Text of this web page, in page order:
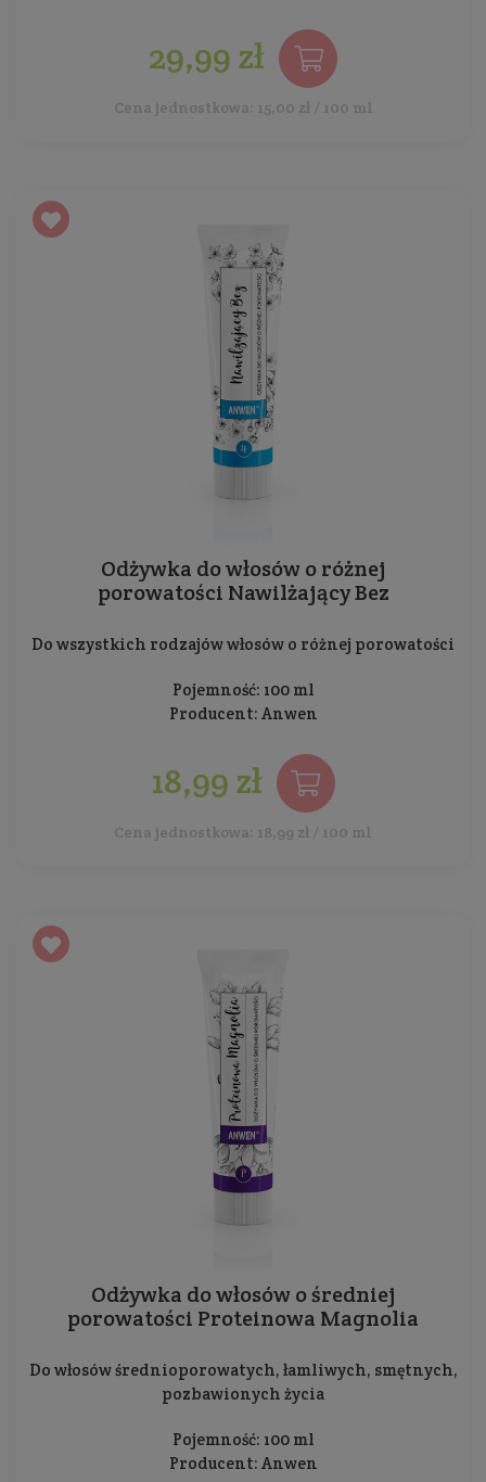
29,99 zł
Cena jednostkowa: 15,00 zł / 100 ml
Odżywka do włosów o różnej
porowatości Nawilżający Bez
Do wszystkich rodzajów włosów o różnej porowatości
Pojemność: 100 ml
Producent: Anwen
18,99 zł
Cena jednostkowa: 18,99 zł / 100 ml
Odżywka do włosów o średniej
porowatości Proteinowa Magnolia
Do włosów średnioporowatych, łamliwych, smętnych,
pozbawionych życia
Pojemność: 100 ml
Producent: Anwen